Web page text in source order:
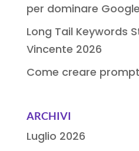
per dominare Google
Long Tail Keywords
Vincente 2026
Come creare
ARCHIVI
Luglio 2026